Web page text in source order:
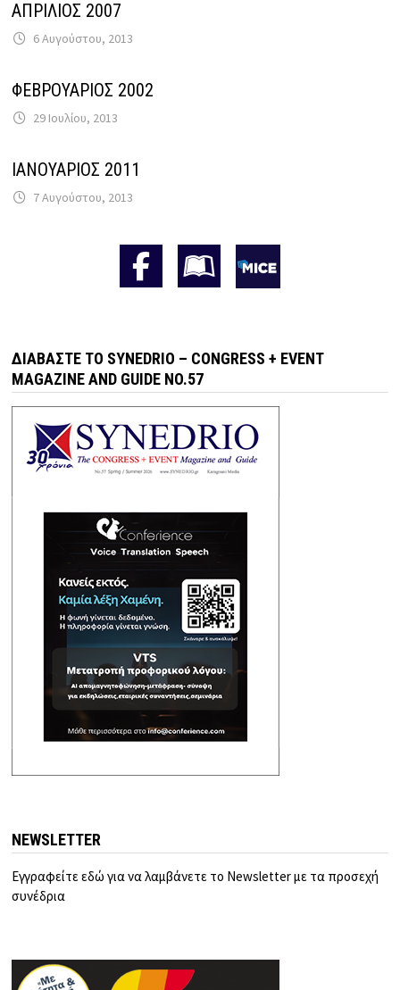
ΑΠΡΙΛΙΟΣ 2007
6 Αυγούστου, 2013
ΦΕΒΡΟΥΑΡΙΟΣ 2002
29 Ιουλίου, 2013
ΙΑΝΟΥΑΡΙΟΣ 2011
7 Αυγούστου, 2013
ΔΙΑΒΆΣΤΕ ΤΟ SYNEDRIO – CONGRESS + EVENT
MAGAZINE AND GUIDE NO.57
NEWSLETTER
Εγγραφείτε εδώ για να λαμβάνετε το Newsletter με τα προσεχή
συνέδρια